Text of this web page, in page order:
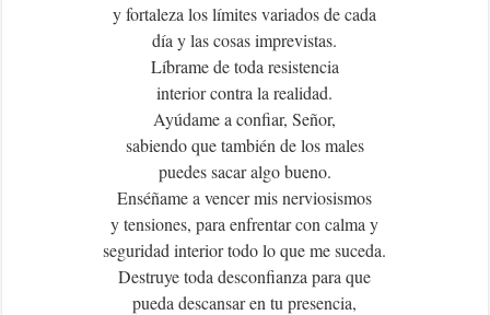
y fortaleza los límites variados de cada
día y las cosas imprevistas.
Líbrame de toda resistencia
interior contra la realidad.
Ayúdame a confiar, Señor,
sabiendo que también de los males
puedes sacar algo bueno.
Enséñame a vencer mis nerviosismos
y tensiones, para enfrentar con calma y
seguridad interior todo lo que me suceda.
Destruye toda desconfianza para que
pueda descansar en tu presencia,